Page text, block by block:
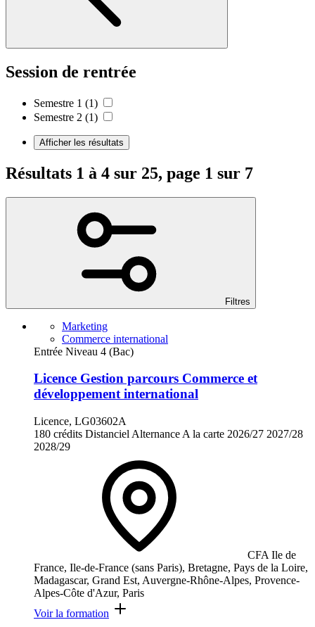
Session de rentrée
Semestre 1 (1)
Semestre 2 (1)
Afficher les résultats
Résultats 1 à 4 sur 25, page 1 sur 7
Filtres
Marketing
Commerce international
Entrée Niveau 4 (Bac)
Licence Gestion parcours Commerce et
développement international
Licence, LG03602A
180 crédits Distanciel Alternance A la carte 2026/27 2027/28
2028/29
CFA Ile de
France, Ile-de-France (sans Paris), Bretagne, Pays de la Loire,
Madagascar, Grand Est, Auvergne-Rhône-Alpes, Provence-
Alpes-Côte d'Azur, Paris
Voir la formation